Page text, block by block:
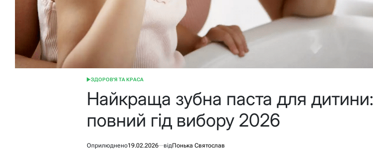
ОПУБЛІКУВАТИ
ЗДОРОВ'Я ТА КРАСА
Найкраща зубна паста для дитини:
повний гід вибору 2026
Оприлюднено19.02.2026 відПонька Святослав